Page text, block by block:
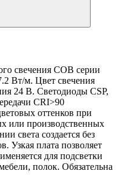
свечения COB серии
Вт/м. Цвет свечения
24 В. Светодиоды CSP,
CRI>90
оттенков при
или производственных
света создается без
Узкая плата позволяет
для подсветки
полок. Обязательна